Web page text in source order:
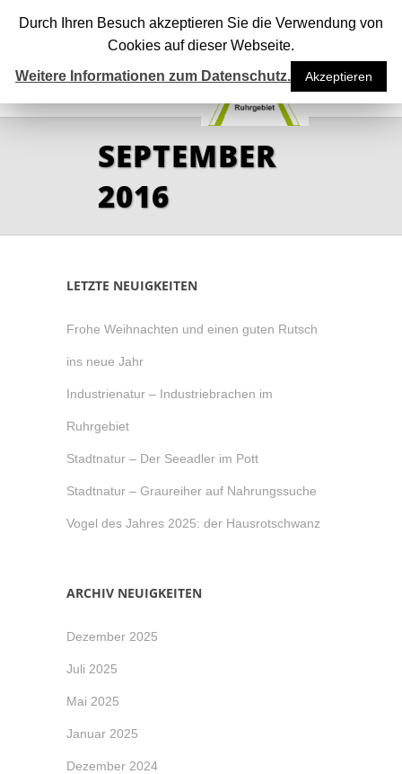
SEPTEMBER
2016
LETZTE NEUIGKEITEN
Frohe Weihnachten und einen guten Rutsch
ins neue Jahr
Industrienatur – Industriebrachen im
Ruhrgebiet
Stadtnatur – Der Seeadler im Pott
Stadtnatur – Graureiher auf Nahrungssuche
Vogel des Jahres 2025: der Hausrotschwanz
ARCHIV NEUIGKEITEN
Dezember 2025
Juli 2025
Mai 2025
Januar 2025
Dezember 2024
Durch Ihren Besuch akzeptieren Sie die Verwendung von
Cookies auf dieser Webseite.
Weitere Informationen zum Datenschutz.
Akzeptieren